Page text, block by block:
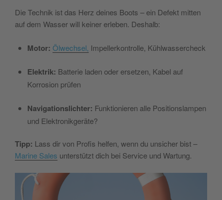
Die Technik ist das Herz deines Boots – ein Defekt mitten
auf dem Wasser will keiner erleben. Deshalb:
Motor: Ölwechsel, Impellerkontrolle, Kühlwassercheck
Elektrik: Batterie laden oder ersetzen, Kabel auf
Korrosion prüfen
Navigationslichter: Funktionieren alle Positionslampen
und Elektronikgeräte?
Tipp: Lass dir von Profis helfen, wenn du unsicher bist –
Marine Sales unterstützt dich bei Service und Wartung.